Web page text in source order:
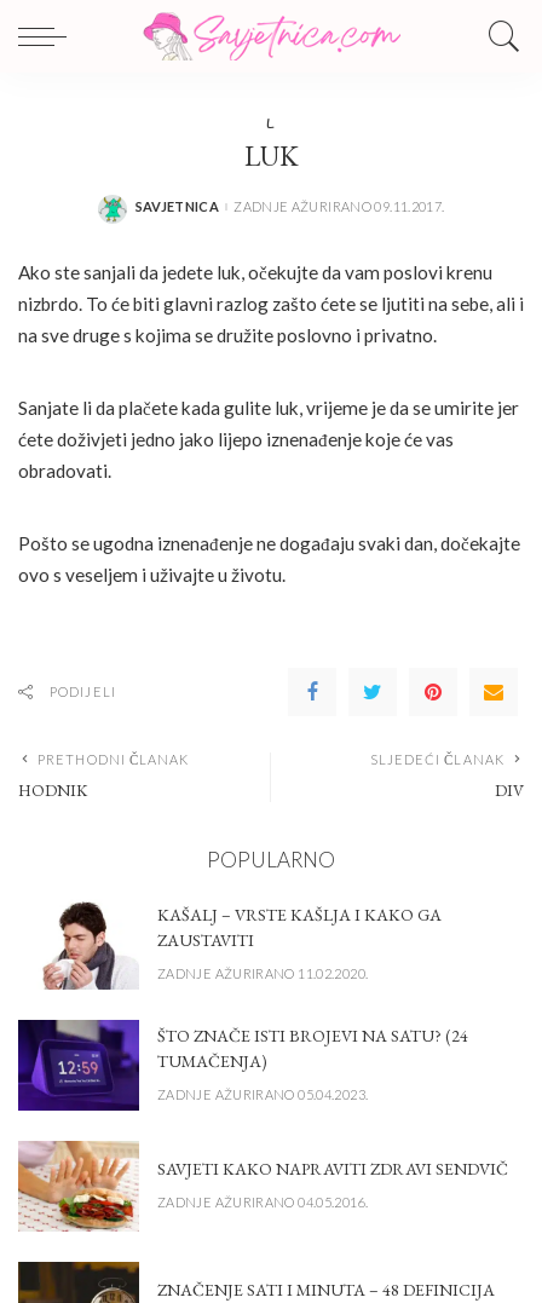
L
LUK
POSTED
SAVJETNICA ZADNJE AŽURIRANO 09.11.2017.
Ako ste sanjali da jedete luk, očekujte da vam poslovi krenu
nizbrdo. To će biti glavni razlog zašto ćete se ljutiti na sebe, ali i
na sve druge s kojima se družite poslovno i privatno.
Sanjate li da plačete kada gulite luk, vrijeme je da se umirite jer
ćete doživjeti jedno jako lijepo iznenađenje koje će vas
obradovati.
Pošto se ugodna iznenađenje ne događaju svaki dan, dočekajte
ovo s veseljem i uživajte u životu.
PODIJELI
PRETHODNI ČLANAK
HODNIK
SLJEDEĆI ČLANAK
DIV
POPULARNO
KAŠALJ – VRSTE KAŠLJA I KAKO GA
ZAUSTAVITI
ZADNJE AŽURIRANO 11.02.2020.
ŠTO ZNAČE ISTI BROJEVI NA SATU? (24
TUMAČENJA)
ZADNJE AŽURIRANO 05.04.2023.
SAVJETI KAKO NAPRAVITI ZDRAVI SENDVIČ
ZADNJE AŽURIRANO 04.05.2016.
ZNAČENJE SATI I MINUTA – 48 DEFINICIJA